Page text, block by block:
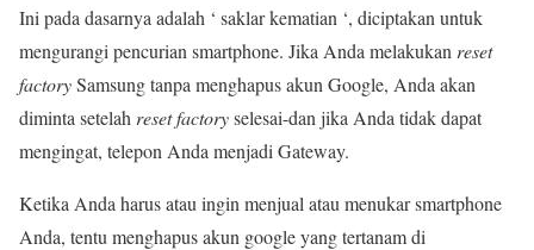
Ini pada dasarnya adalah ‘ saklar kematian ‘, diciptakan untuk
mengurangi pencurian smartphone. Jika Anda melakukan reset
factorySamsung tanpa menghapus akun Google, Anda akan
diminta setelah reset factoryselesai-dan jika Anda tidak dapat
mengingat, telepon Anda menjadi Gateway.
Ketika Anda harus atau ingin menjual atau menukar smartphone
Anda, tentu menghapus akun google yang tertanam di